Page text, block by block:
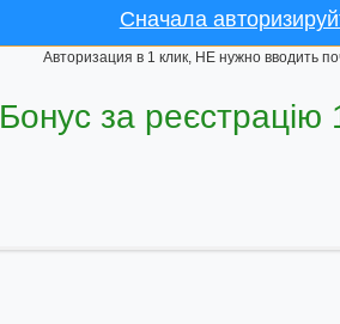
Сначала
Авторизация в 1 клик, НЕ нужно вводить
Бонус за